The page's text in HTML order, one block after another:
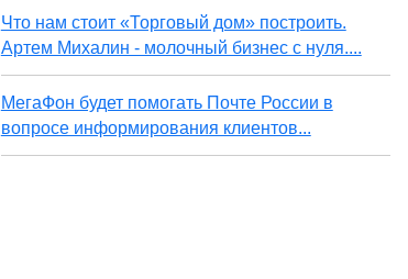
Что нам стоит «Торговый дом» построить.
Артем Михалин - молочный бизнес с нуля....
МегаФон будет помогать Почте России в
вопросе информирования клиентов...